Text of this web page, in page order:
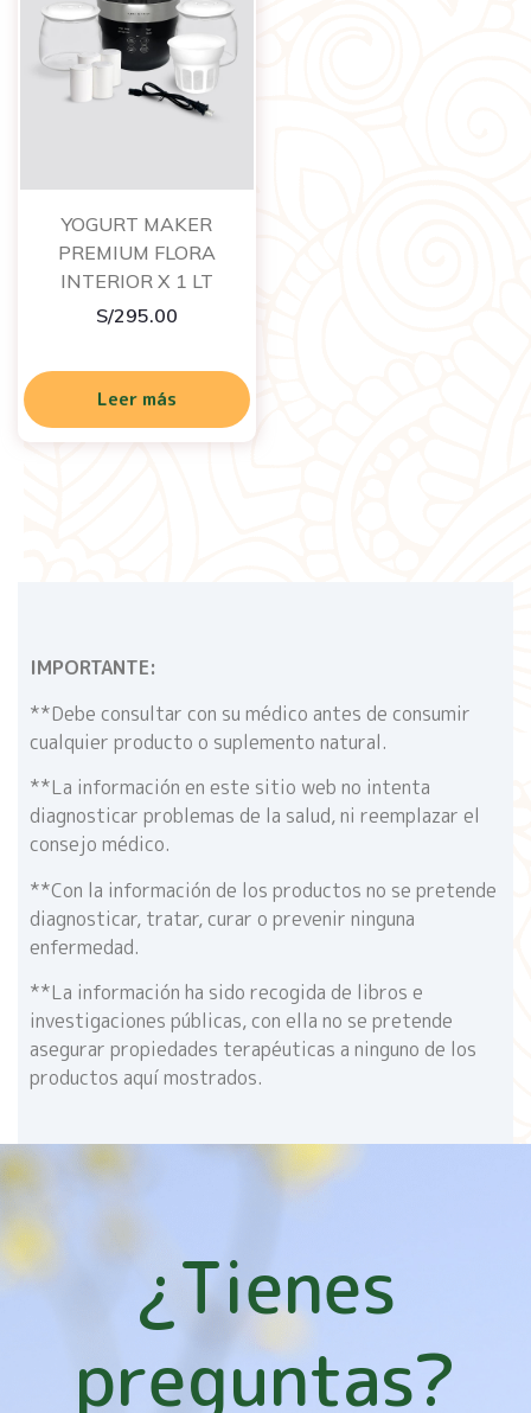
YOGURT MAKER
PREMIUM FLORA
INTERIOR X 1 LT
S/295.00
Leer más
IMPORTANTE:
**Debe consultar con su médico antes de consumir
cualquier producto o suplemento natural.
**La información en este sitio web no intenta
diagnosticar problemas de la salud, ni reemplazar el
consejo médico.
**Con la información de los productos no se pretende
diagnosticar, tratar, curar o prevenir ninguna
enfermedad.
**La información ha sido recogida de libros e
investigaciones públicas, con ella no se pretende
asegurar propiedades terapéuticas a ninguno de los
productos aquí mostrados.
¿Tienes
preguntas?